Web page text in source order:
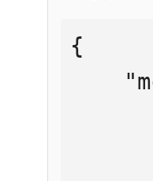
{